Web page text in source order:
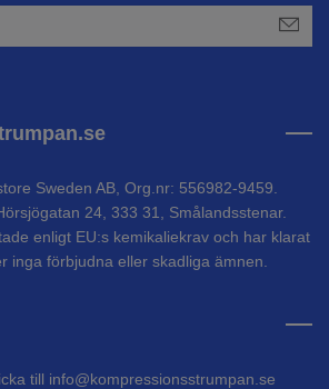
Sweden AB, Org.nr: 556982-9459.
24, 333 31, Smålandsstenar.
enligt EU:s kemikaliekrav och har klarat
inga förbjudna eller skadliga ämnen.
till info@kompressionsstrumpan.se